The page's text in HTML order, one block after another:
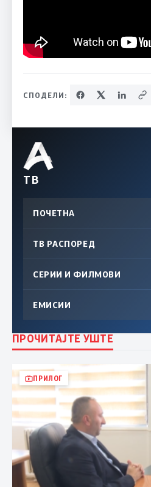
СПОДЕЛИ:
ТВ
ПОЧЕТНА
ТВ РАСПОРЕД
СЕРИИ И ФИЛМОВИ
ЕМИСИИ
ПРОЧИТАЈТЕ УШТЕ
ПРИЛОГ